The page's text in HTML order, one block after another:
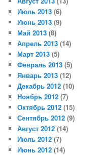
Июль 2013 (6)
Июнь 2013 (9)
Май 2013 (8)
Апрель 2013 (14)
Март 2013 (5)
Февраль 2013 (5)
Январь 2013 (12)
Декабрь 2012 (10)
Ноябрь 2012 (7)
Октябрь 2012 (15)
Сентябрь 2012 (9)
Август 2012 (14)
Июль 2012 (7)
Июнь 2012 (14)